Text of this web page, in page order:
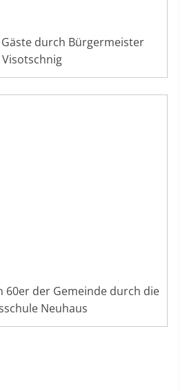
durch Bürgermeister
Visotschnig
60er der Gemeinde durch die
Neuhaus